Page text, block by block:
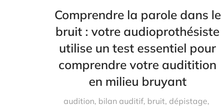
Comprendre la parole dans le
bruit : votre audioprothésiste
utilise un test essentiel pour
comprendre votre auditition
en milieu bruyant
audition, bilan auditif, bruit, dépistage,